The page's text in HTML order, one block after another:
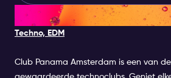
3. CLUB PANAMA
Techno, EDM
Club Panama Amsterdam is een van